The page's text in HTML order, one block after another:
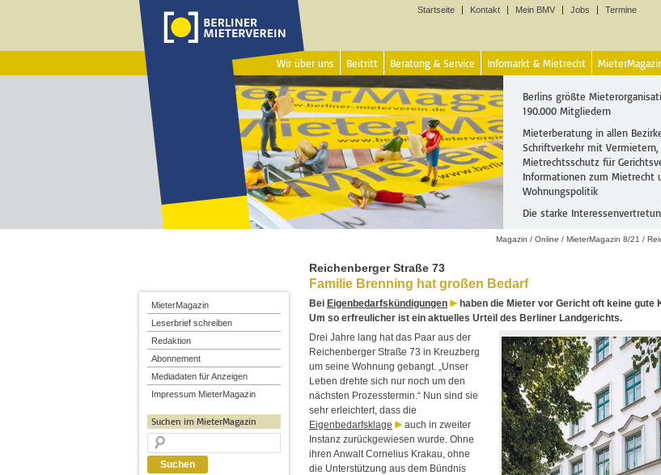
Startseite Kontakt Mein BMV Jobs Termine
Wir über uns Beitritt Beratung & Service Infomarkt & Mietrecht
Berlins größte
190.000 Mitgliedern
Mieterberatung in allen
Schriftverkehr mit Vermietern,
Mietrechtsschutz für
Informationen zum Mietrecht
Wohnungspolitik
Die starke
Magazin / Online / MieterMagazin 8/21 /
Reichenberger Straße 73
Familie Brenning hat großen Bedarf
Bei Eigenbedarfskündigungen
haben die Mieter vor Gericht oft keine gute
Um so erfreulicher ist ein aktuelles Urteil des Berliner Landgerichts.
Drei Jahre lang hat das Paar aus der
Reichenberger Straße 73 in Kreuzberg
um seine Wohnung gebangt. „Unser
Leben drehte sich nur noch um den
nächsten Prozesstermin.“ Nun sind sie
sehr erleichtert, dass die
Eigenbedarfsklage
auch in zweiter
Instanz zurückgewiesen wurde. Ohne
ihren Anwalt Cornelius Krakau, ohne
die Unterstützung aus dem Bündnis
MieterMagazin
Leserbrief schreiben
Redaktion
Abonnement
Mediadaten für Anzeigen
Impressum MieterMagazin
Suchen im MieterMagazin